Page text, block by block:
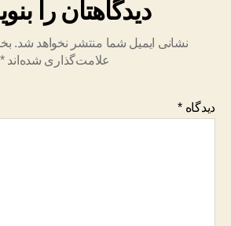
دیدگاهتان را
نشانی ایمیل شما منتشر نخواهد شد.
علامت‌گذاری شده‌اند*
دیدگاه*